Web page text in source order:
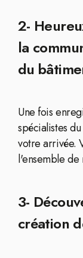
2-
la
du
Une fois
spécialistes
votre arrivée.
l'ensemble de
3-
création